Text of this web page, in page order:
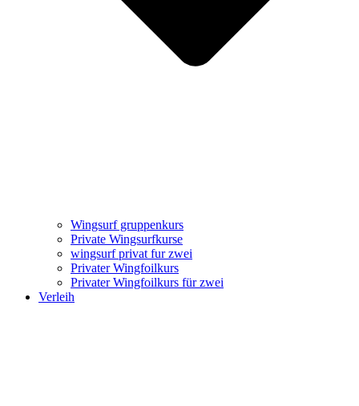
Wingsurf gruppenkurs
Private Wingsurfkurse
wingsurf privat fur zwei
Privater Wingfoilkurs
Privater Wingfoilkurs für zwei
Verleih